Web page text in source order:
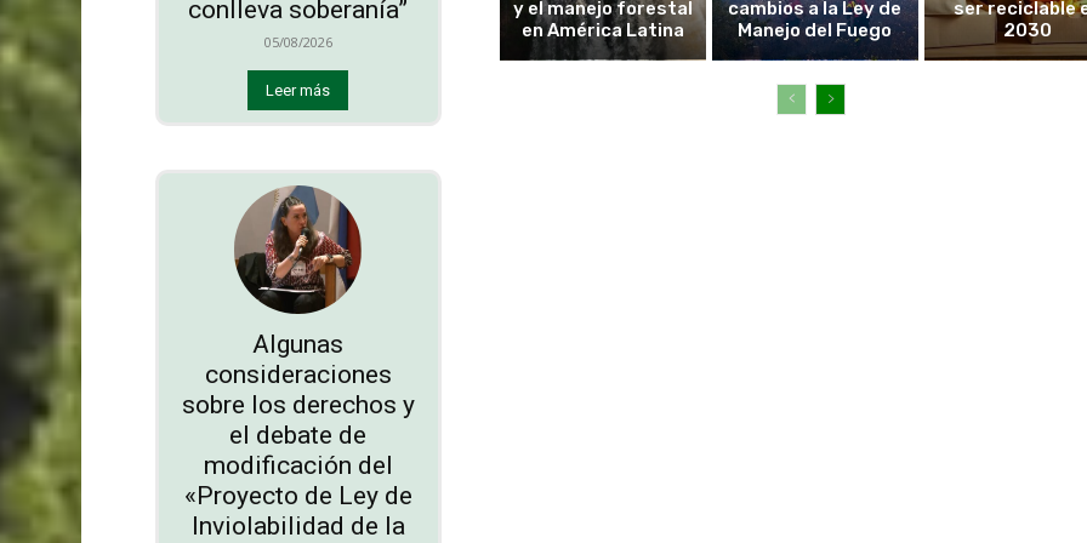
conlleva soberanía”
05/08/2026
Leer más
Algunas
consideraciones
sobre los derechos y
el debate de
modificación del
«Proyecto de Ley de
Inviolabilidad de la
y el manejo forestal
en América Latina
cambios a la Ley de
Manejo del Fuego
ser reciclable
2030